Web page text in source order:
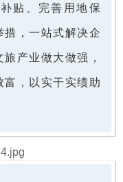
贴、完善用地保
措，一站式解决企
产业做大做强，
富，以实干实绩助